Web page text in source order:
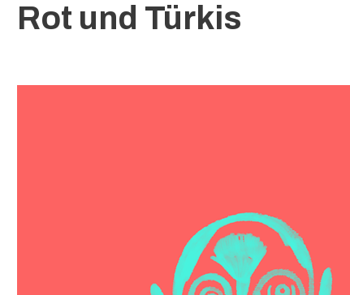
Rot und Türkis